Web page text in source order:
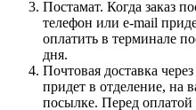
Постамат. Когда заказ
телефон или e-mail
оплатить в терминале
дня.
Почтовая доставка
придет в отделение, на
посылке. Перед